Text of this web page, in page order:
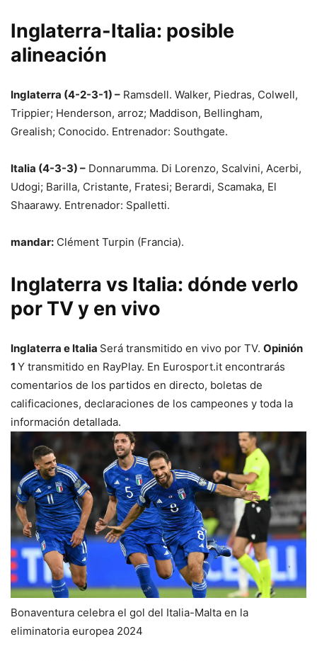
Inglaterra-Italia: posible
alineación
Inglaterra (4-2-3-1) – Ramsdell. Walker, Piedras, Colwell,
Trippier; Henderson, arroz; Maddison, Bellingham,
Grealish; Conocido. Entrenador: Southgate.
Italia (4-3-3) – Donnarumma. Di Lorenzo, Scalvini, Acerbi,
Udogi; Barilla, Cristante, Fratesi; Berardi, Scamaka, El
Shaarawy. Entrenador: Spalletti.
mandar: Clément Turpin (Francia).
Inglaterra vs Italia: dónde verlo
por TV y en vivo
Inglaterra e Italia Será transmitido en vivo por TV. Opinión
1 Y transmitido en RayPlay. En Eurosport.it encontrarás
comentarios de los partidos en directo, boletas de
calificaciones, declaraciones de los campeones y toda la
información detallada.
Bonaventura celebra el gol del Italia-Malta en la
eliminatoria europea 2024